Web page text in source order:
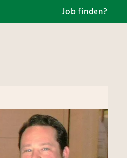
Job finden?